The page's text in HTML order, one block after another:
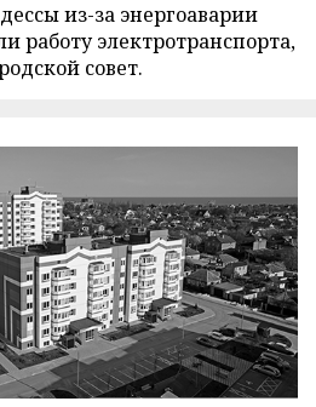
из-за энергоаварии
работу электротранспорта,
совет.